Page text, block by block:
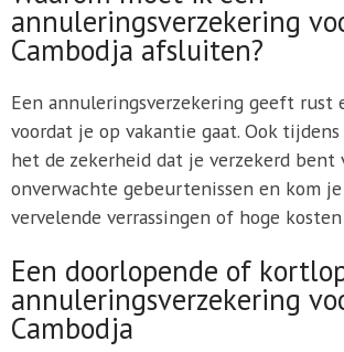
annuleringsverzekering
Cambodja afsluiten?
Een annuleringsverzekering geeft rust
voordat je op vakantie gaat. Ook
het de zekerheid dat je verzekerd bent
onverwachte gebeurtenissen en kom
vervelende verrassingen of hoge
Een doorlopende of
annuleringsverzekering
Cambodja